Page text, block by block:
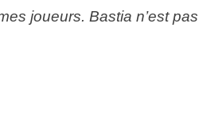
joueurs. Bastia n’est pas